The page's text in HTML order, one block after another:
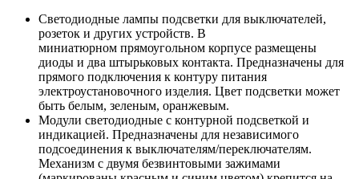
Светодиодные лампы подсветки для выключателей,
розеток и других устройств. В
миниатюрном прямоугольном корпусе размещены
диоды и два штырьковых контакта. Предназначены для
прямого подключения к контуру питания
электроустановочного изделия. Цвет подсветки может
быть белым, зеленым, оранжевым.
Модули светодиодные с контурной подсветкой и
индикацией. Предназначены для независимого
подсоединения к выключателям/переключателям.
Механизм с двумя безвинтовыми зажимами